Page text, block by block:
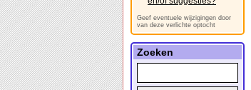
Geef eventuele wijzigingen door
van deze verlichte optocht
Zoeken